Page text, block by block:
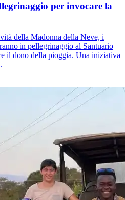
per invocare la
della Madonna della Neve, i
in pellegrinaggio al Santuario
il dono della pioggia. Una iniziativa